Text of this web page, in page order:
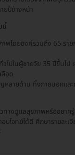
ยปีข้างหน้า
นี้
าพโดยองค์รวมถึง 65 ราย
วไปในผู้ชายวัย 35 ปีขึ้นไป
ลือด
ลายด้าน ทั้งภายนอกและ
างดูแลสุขภาพหรืออยาก
บโจทย์ได้ดี ศึกษารายละเ